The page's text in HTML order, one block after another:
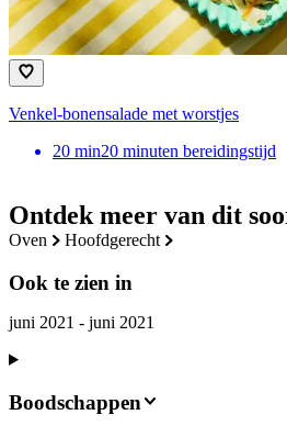
Ontdek meer van dit
oven hoofdgerecht
Ook te zien in
juni 2021 - juni 2021
Venkel-bonensalade met worstjes
20 min20 minuten bereidingstijd
Boodschappen